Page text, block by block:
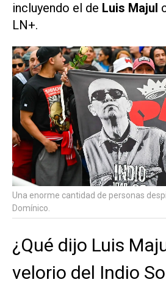
incluyendo el de Luis Majul
LN+.
Una enorme cantidad de personas
Domínico.
¿Qué dijo Luis
velorio del Indio